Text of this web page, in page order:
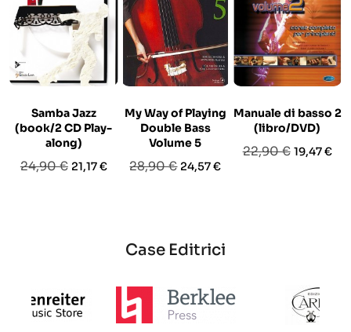
Samba Jazz
(book/2 CD Play-
along)
Prezzo
24,90 € Prezzo
21,17 €
My Way of Playing
Double Bass
Volume 5
Prezzo
28,90 € Prezzo
24,57 €
Manuale di basso 2
(libro/DVD)
Prezzo
22,90 € Prezzo
19,47 €
Case Editrici